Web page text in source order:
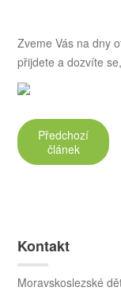
Zveme Vás na dny
přijdete a dozvíte
Předchozí
článek
Kontakt
Moravskoslezské